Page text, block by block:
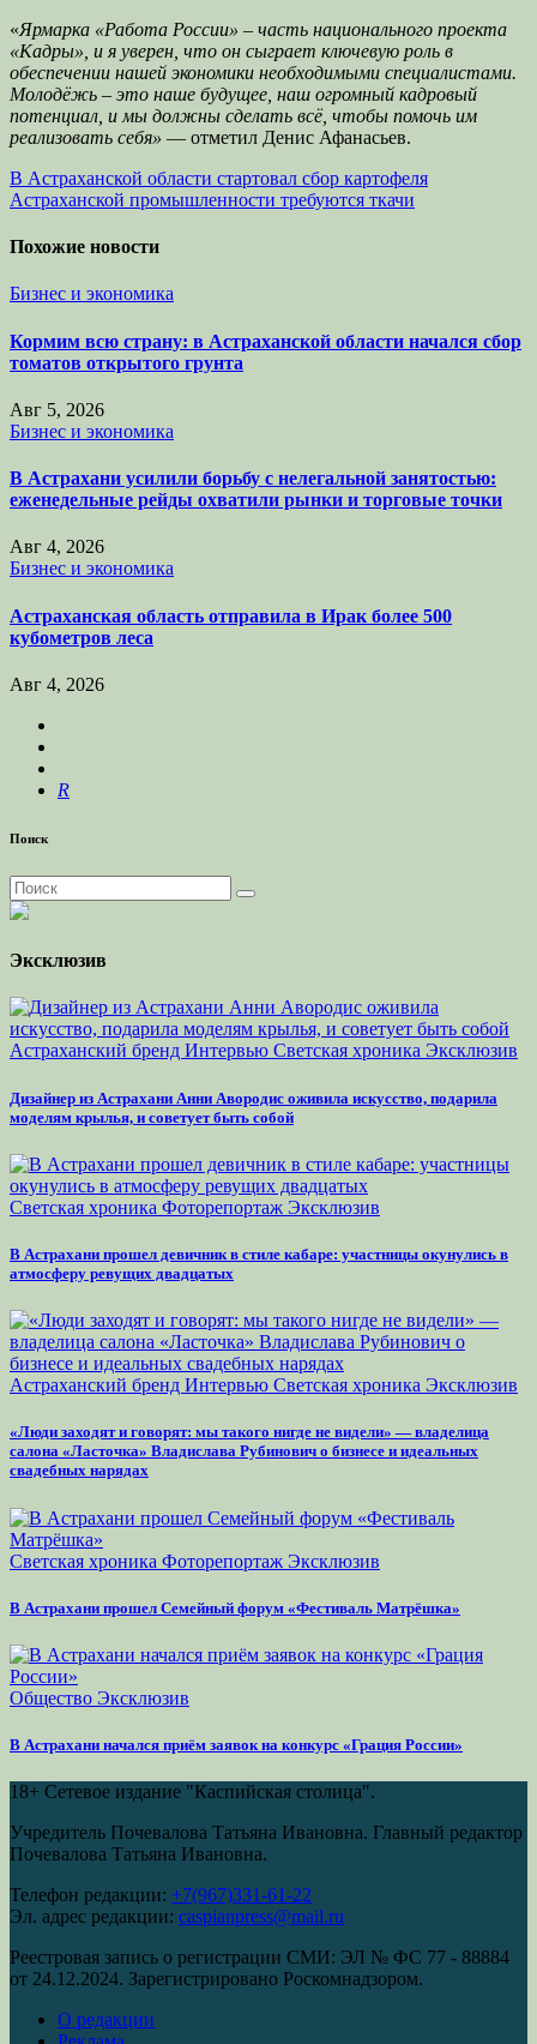
«Ярмарка «Работа России» – часть национального проекта
«Кадры», и я уверен, что он сыграет ключевую роль в
обеспечении нашей экономики необходимыми специалистами.
Молодёжь – это наше будущее, наш огромный кадровый
потенциал, и мы должны сделать всё, чтобы помочь им
реализовать себя» — отметил Денис Афанасьев.
Навигация
по
записям
В Астраханской области стартовал сбор картофеля
Астраханской промышленности требуются ткачи
Похожие новости
Бизнес и экономика
Кормим всю страну: в Астраханской области начался сбор
томатов открытого грунта
Авг 5, 2026
Бизнес и экономика
В Астрахани усилили борьбу с нелегальной занятостью:
еженедельные рейды охватили рынки и торговые точки
Авг 4, 2026
Бизнес и экономика
Астраханская область отправила в Ирак более 500
кубометров леса
Авг 4, 2026
R
Поиск
Эксклюзив
Астраханский бренд Интервью Светская хроника Эксклюзив
Дизайнер из Астрахани Анни Авородис оживила искусство, подарила
моделям крылья, и советует быть собой
Светская хроника Фоторепортаж Эксклюзив
В Астрахани прошел девичник в стиле кабаре: участницы окунулись в
атмосферу ревущих двадцатых
Астраханский бренд Интервью Светская хроника Эксклюзив
«Люди заходят и говорят: мы такого нигде не видели» — владелица
салона «Ласточка» Владислава Рубинович о бизнесе и идеальных
свадебных нарядах
Светская хроника Фоторепортаж Эксклюзив
В Астрахани прошел Семейный форум «Фестиваль Матрёшка»
Общество Эксклюзив
В Астрахани начался приём заявок на конкурс «Грация России»
18+ Сетевое издание "Каспийская столица".
Учредитель Почевалова Татьяна Ивановна. Главный редактор
Почевалова Татьяна Ивановна.
Телефон редакции: +7(967)331-61-22
Эл. адрес редакции: caspianpress@mail.ru
Реестровая запись о регистрации СМИ: ЭЛ № ФС 77 - 88884
от 24.12.2024. Зарегистрировано Роскомнадзором.
О редакции